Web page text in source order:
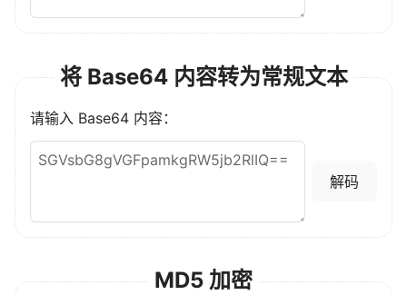
将 Base64 内容转为常规文本
请输入 Base64 内容：
解码
MD5 加密